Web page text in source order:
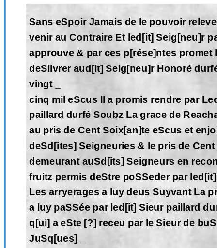
Sans eSpoir Jamais de le pouvoir
venir au Contraire Et led[it] Seig[neu]r
approuve & par ces p[rése]ntes promet
deSlivrer aud[it] Seig[neu]r Honoré
vingt _
cinq mil eScus Il a promis rendre par
paillard durfé Soubz La grace de
au pris de Cent Soix[an]te eScus et
deSd[ites] Seigneuries & le pris de
demeurant auSd[its] Seigneurs en
fruitz permis deStre poSSeder par
Les arryerages a luy deus Suyvant La
a luy paSSée par led[it] Sieur paillard
q[ui] a eSte [?] receu par le Sieur de
JuSq[ues] _